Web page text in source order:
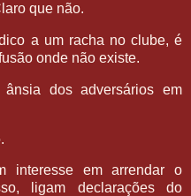
que não.
a um racha no clube, é
onde não existe.
dos adversários em
interesse em arrendar o
ligam declarações do